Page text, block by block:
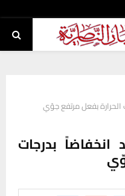
بفعل مرتفع جوّي
بدرجات